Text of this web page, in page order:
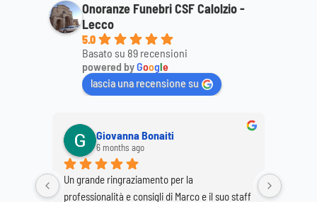
Onoranze Funebri CSF Calolzio -
Lecco
5.0
Basato su 89 recensioni
powered byGoogle
lascia una recensione su
Antonietta Solazzo
8 months ago
Ringrazio il Sig. Marco per la professionalità e
la cortesia dei suoi collaboratori al funerale di